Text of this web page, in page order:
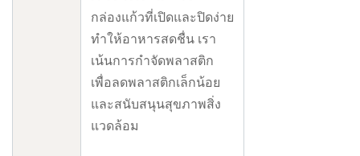
กล่องแก้วที่เปิดและปิดง่าย
ทําให้อาหารสดชื่น เรา
เน้นการกําจัดพลาสติก
เพื่อลดพลาสติกเล็กน้อย
และสนับสนุนสุขภาพสิ่ง
แวดล้อม